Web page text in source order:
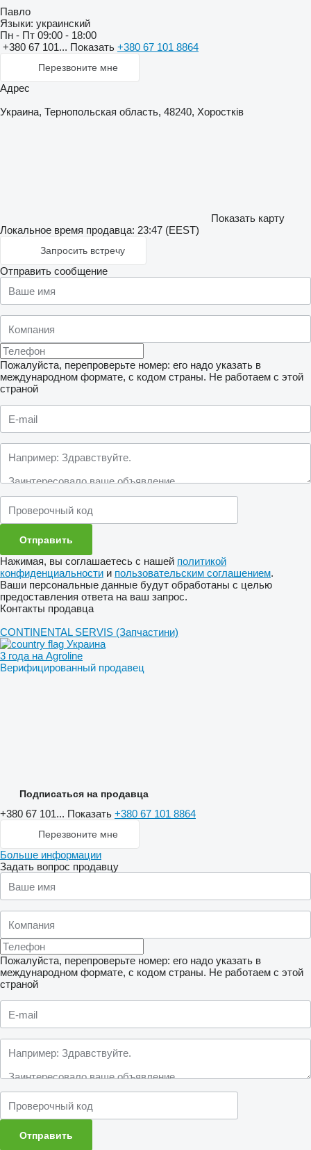
Павло
Языки: украинский
Пн - Пт 09:00 - 18:00
+380 67 101... Показать +380 67 101 8864
Перезвоните мне
Адрес
Украина, Тернопольская область, 48240, Хоростків
Показать карту
Локальное время продавца: 23:47 (EEST)
Запросить встречу
Отправить сообщение
Пожалуйста, перепроверьте номер: его надо указать в
международном формате, с кодом страны. Не работаем с этой
страной
Нажимая, вы соглашаетесь с нашей политикой
конфиденциальности и пользовательским соглашением.
Ваши персональные данные будут обработаны с целью
предоставления ответа на ваш запрос.
Контакты продавца
CONTINENTAL SERVIS (Запчастини)
Украина
3 года на Agroline
Верифицированный продавец
Подписаться на продавца
+380 67 101... Показать +380 67 101 8864
Перезвоните мне
Больше информации
Задать вопрос продавцу
Пожалуйста, перепроверьте номер: его надо указать в
международном формате, с кодом страны. Не работаем с этой
страной